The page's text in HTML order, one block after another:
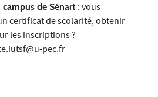
de Sénart : vous
certificat de scolarité, obtenir
les inscriptions ?
pec.fr